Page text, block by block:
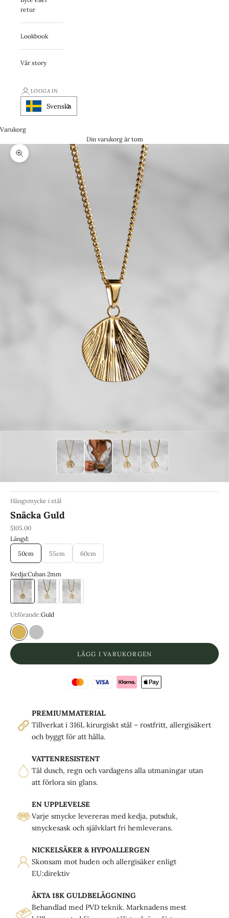
retur
Lookbook
Vår story
LOGGA IN
Svenska
Varukorg
Din varukorg är tom
Zooma
Hängsmycke i stål
Snäcka Guld
REA-pris
$105.00
Längd:
50cm
55cm 60cm
Kedja:Cuban 2mm
Cuban 2mmCordell 3mmFranco 3mm
Utförande:Guld
Guld 316-L Kirurgiskt stål
LÄGG I VARUKORGEN
PREMIUMMATERIAL
Tillverkat i 316L kirurgiskt stål – rostfritt, allergisäkert
och byggt för att hålla.
VATTENRESISTENT
Tål dusch, regn och vardagens alla utmaningar utan
att förlora sin glans.
EN UPPLEVELSE
Varje smycke levereras med kedja, putsduk,
smyckesask och självklart fri hemleverans.
NICKELSÄKER & HYPOALLERGEN
Skonsam mot huden och allergisäker enligt
EU:direktiv
ÄKTA 18K GULDBELÄGGNING
Behandlad med PVD teknik. Marknadens mest